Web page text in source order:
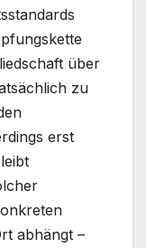
über
zu
erst
abhängt –